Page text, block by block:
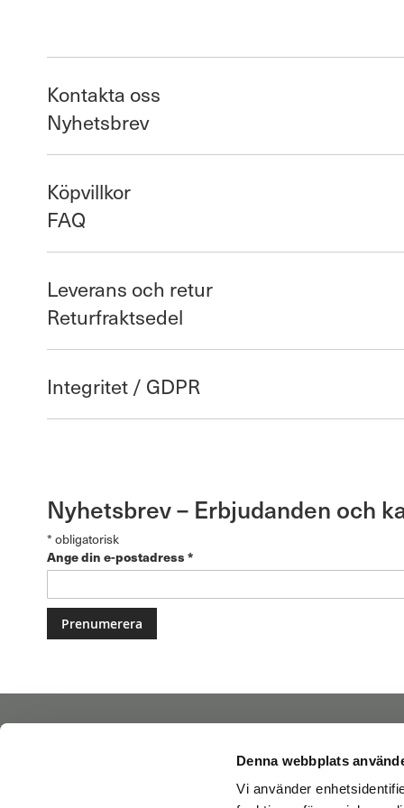
Denna webbplats
Vi använder
Kontakta oss
Nyhetsbrev
Köpvillkor
FAQ
Leverans och retur
Returfraktsedel
Integritet / GDPR
Nyhetsbrev – Erbjudanden och
* obligatorisk
Ange din e-postadress *
Betalningssätt: